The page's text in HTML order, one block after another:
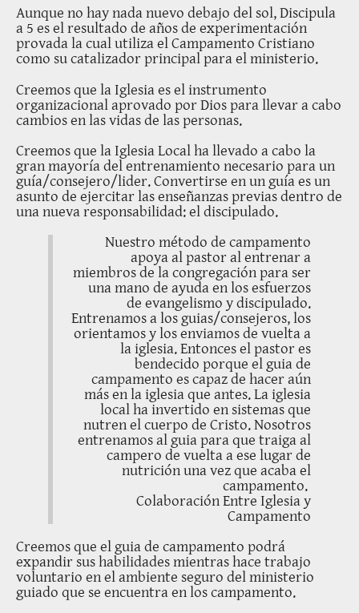
Aunque no hay nada nuevo debajo del sol, Discipula
a 5 es el resultado de años de experimentación
provada la cual utiliza el Campamento Cristiano
como su catalizador principal para el ministerio.
Creemos que la Iglesia es el instrumento
organizacional aprovado por Dios para llevar a cabo
cambios en las vidas de las personas.
Creemos que la Iglesia Local ha llevado a cabo la
gran mayoría del entrenamiento necesario para un
guía/consejero/lider. Convertirse en un guía es un
asunto de ejercitar las enseñanzas previas dentro de
una nueva responsabilidad: el discipulado.
Nuestro método de campamento
apoya al pastor al entrenar a
miembros de la congregación para ser
una mano de ayuda en los esfuerzos
de evangelismo y discipulado.
Entrenamos a los guias/consejeros, los
orientamos y los enviamos de vuelta a
la iglesia. Entonces el pastor es
bendecido porque el guia de
campamento es capaz de hacer aún
más en la iglesia que antes. La iglesia
local ha invertido en sistemas que
nutren el cuerpo de Cristo. Nosotros
entrenamos al guia para que traiga al
campero de vuelta a ese lugar de
nutrición una vez que acaba el
campamento.
Colaboración Entre Iglesia y
Campamento
Creemos que el guia de campamento podrá
expandir sus habilidades mientras hace trabajo
voluntario en el ambiente seguro del ministerio
guiado que se encuentra en los campamento.